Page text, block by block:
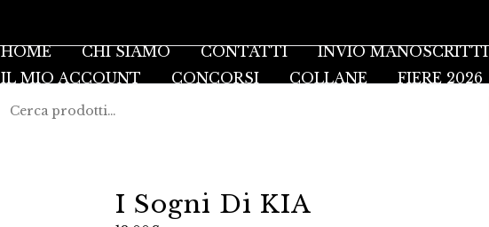
HOME CHI SIAMO CONTATTI INVIO MANOSCRITTI
IL MIO ACCOUNT
CONCORSI COLLANE FIERE 2026
I Sogni Di KIA